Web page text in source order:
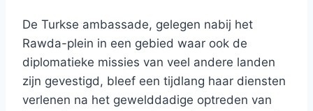
De Turkse ambassade, gelegen nabij het
Rawda-plein in een gebied waar ook de
diplomatieke missies van veel andere landen
zijn gevestigd, bleef een tijdlang haar diensten
verlenen na het gewelddadige optreden van